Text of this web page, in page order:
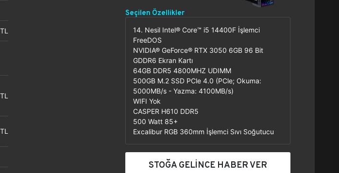
Seçilen Özellikler
14. Nesil Intel® Core™ i5 14400F İşlemci
FreeDOS
NVIDIA® GeForce® RTX 3050 6GB 96 Bit
GDDR6 Ekran Kartı
64GB DDR5 4800MHZ UDIMM
500GB M.2 SSD PCle 4.0 (PCle; Okuma:
5000MB/s - Yazma: 4100MB/s)
WIFI Yok
CASPER H610 DDR5
500 Watt 85+
Excalibur RGB 360mm İşlemci Sıvı Soğutucu
STOĞA GELİNCE HABER VER